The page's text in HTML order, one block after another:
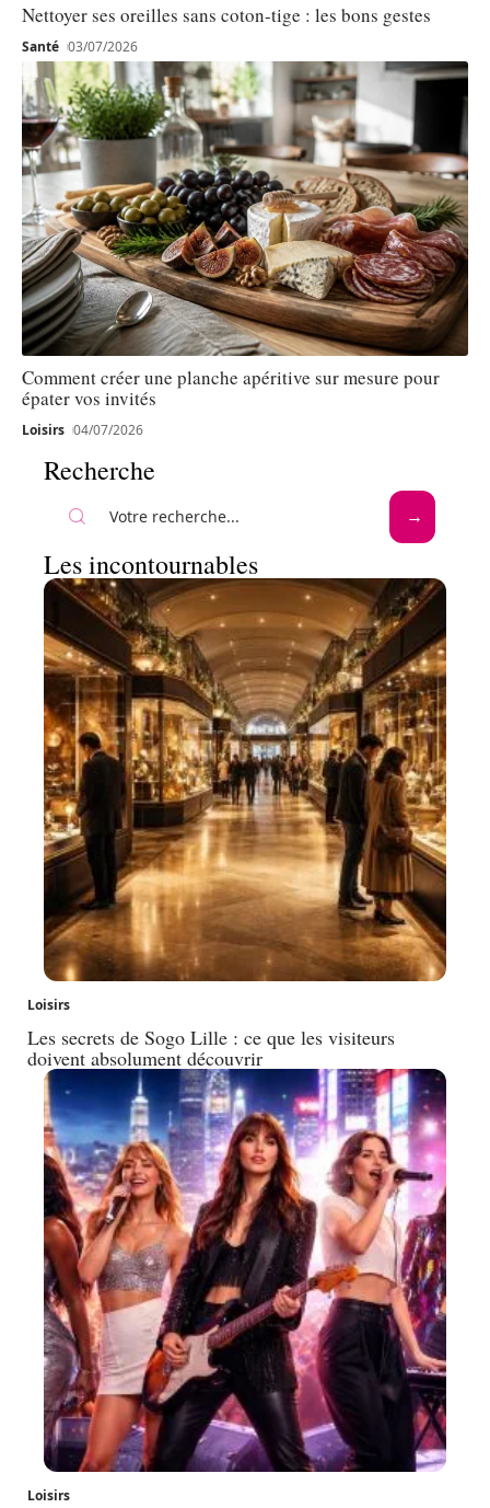
Nettoyer ses oreilles sans coton-tige : les bons gestes
Santé 03/07/2026
Comment créer une planche apéritive sur mesure pour
épater vos invités
Loisirs 04/07/2026
Recherche
Les incontournables
Loisirs
Les secrets de Sogo Lille : ce que les visiteurs
doivent absolument découvrir
Loisirs